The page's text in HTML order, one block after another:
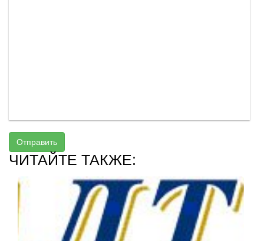
Отправить
ЧИТАЙТЕ ТАКЖЕ: